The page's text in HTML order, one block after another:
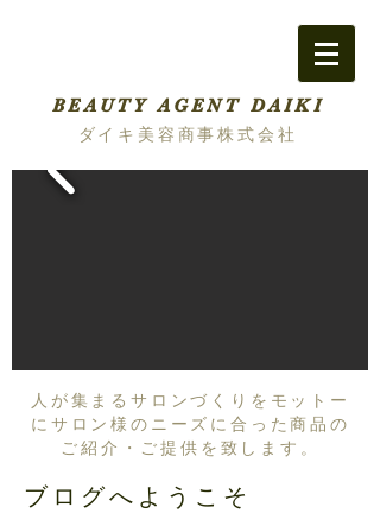
BEAUTY AGENT DAIKI
ダイキ美容商事株式会社
人が集まるサロンづくりをモットー
にサロン様のニーズに合った商品の
ご紹介・ご提供を致します。
ブログへようこそ